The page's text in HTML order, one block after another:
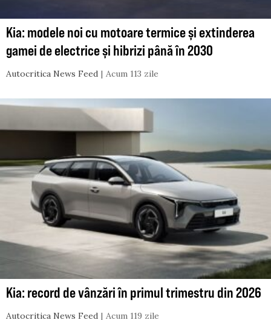
Kia: modele noi cu motoare termice și extinderea
gamei de electrice și hibrizi până în 2030
Autocritica News Feed Acum 113 zile
Kia: record de vânzări în primul trimestru din 2026
Autocritica News Feed Acum 119 zile